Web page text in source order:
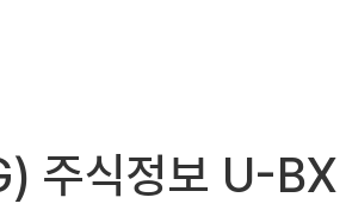
식정보 U-BX